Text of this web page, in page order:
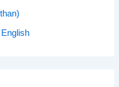
English